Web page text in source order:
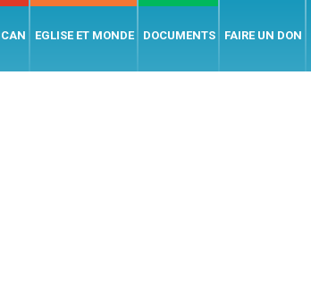
EGLISE ET MONDE DOCUMENTS FAIRE UN DON